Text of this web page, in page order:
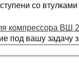
со
компрессора ВШ
под вашу задачу